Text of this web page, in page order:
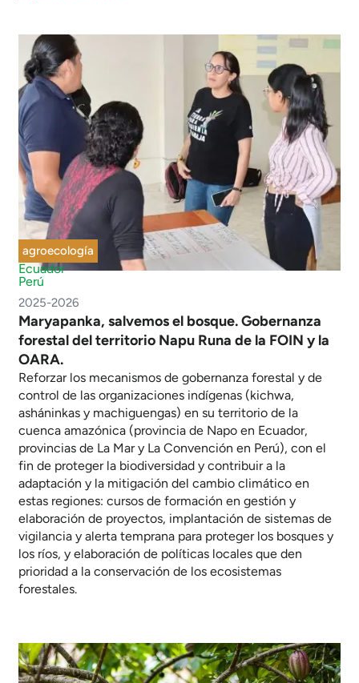
agroecología
Ecuador
Perú
2025-2026
Maryapanka, salvemos el bosque. Gobernanza
forestal del territorio Napu Runa de la FOIN y la
OARA.
Reforzar los mecanismos de gobernanza forestal y de
control de las organizaciones indígenas (kichwa,
asháninkas y machiguengas) en su territorio de la
cuenca amazónica (provincia de Napo en Ecuador,
provincias de La Mar y La Convención en Perú), con el
fin de proteger la biodiversidad y contribuir a la
adaptación y la mitigación del cambio climático en
estas regiones: cursos de formación en gestión y
elaboración de proyectos, implantación de sistemas de
vigilancia y alerta temprana para proteger los bosques y
los ríos, y elaboración de políticas locales que den
prioridad a la conservación de los ecosistemas
forestales.